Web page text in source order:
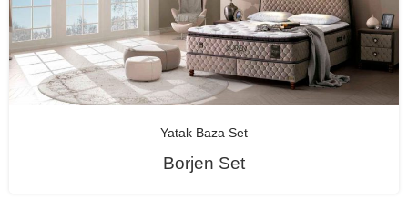
Yatak Baza Set
Borjen Set